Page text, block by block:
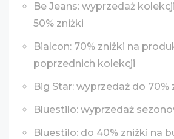
Be Jeans: wyprzedaż
50% zniżki
Bialcon: 70% zniżki na
poprzednich kolekcji
Big Star: wyprzedaż do 70%
Bluestilo: wyprzedaż
Bluestilo: do 40% zniżki na